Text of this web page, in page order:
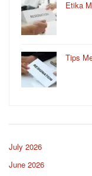
Etika
Tips
July 2026
June 2026